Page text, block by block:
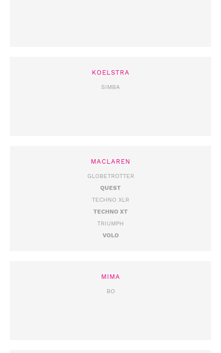
KOELSTRA
SIMBA
MACLAREN
GLOBETROTTER
QUEST
TECHNO XLR
TECHNO XT
TRIUMPH
VOLO
MIMA
BO